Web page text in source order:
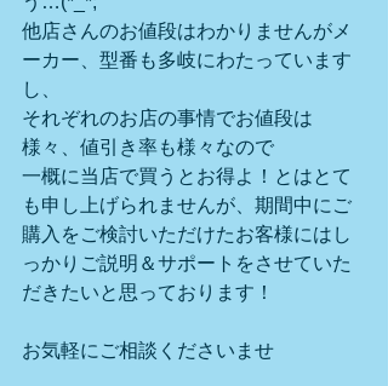
他店さんのお値段はわかりませんがメ
ーカー、型番も多岐にわたっています
し、
それぞれのお店の事情でお値段は
様々、値引き率も様々なので
一概に当店で買うとお得よ！とはとて
も申し上げられませんが、期間中にご
購入をご検討いただけたお客様にはし
っかりご説明＆サポートをさせていた
だきたいと思っております！
お気軽にご相談くださいませ